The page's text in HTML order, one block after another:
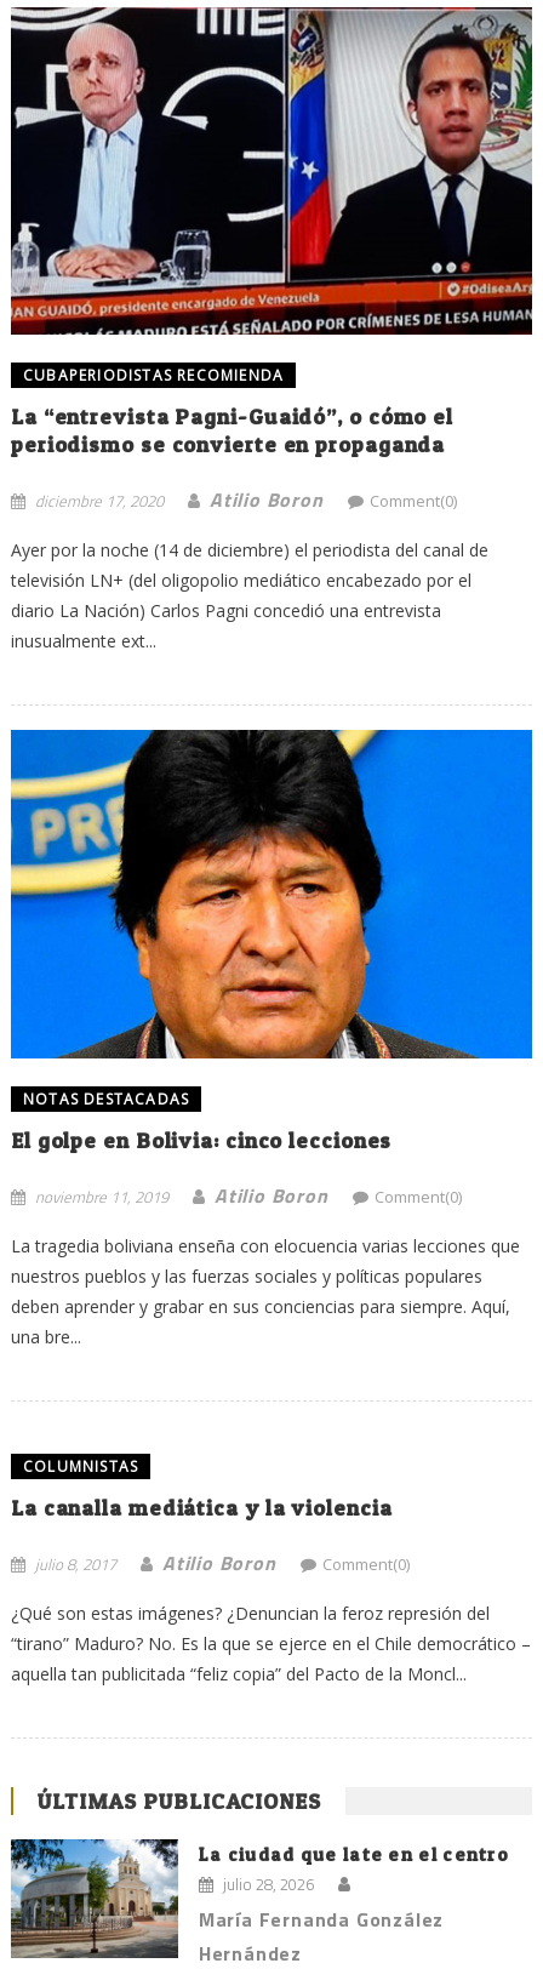
CUBAPERIODISTAS RECOMIENDA
La “entrevista Pagni-Guaidó”, o cómo el
periodismo se convierte en propaganda
diciembre 17, 2020 Atilio Boron Comment(0)
Ayer por la noche (14 de diciembre) el periodista del canal de
televisión LN+ (del oligopolio mediático encabezado por el
diario La Nación) Carlos Pagni concedió una entrevista
inusualmente ext...
NOTAS DESTACADAS
El golpe en Bolivia: cinco lecciones
noviembre 11, 2019 Atilio Boron Comment(0)
La tragedia boliviana enseña con elocuencia varias lecciones que
nuestros pueblos y las fuerzas sociales y políticas populares
deben aprender y grabar en sus conciencias para siempre. Aquí,
una bre...
COLUMNISTAS
La canalla mediática y la violencia
julio 8, 2017 Atilio Boron Comment(0)
¿Qué son estas imágenes? ¿Denuncian la feroz represión del
“tirano” Maduro? No. Es la que se ejerce en el Chile democrático –
aquella tan publicitada “feliz copia” del Pacto de la Moncl...
ÚLTIMAS PUBLICACIONES
La ciudad que late en el centro
julio 28, 2026
María Fernanda González
Hernández